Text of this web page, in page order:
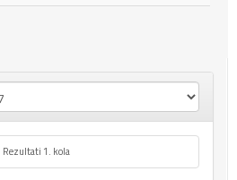
Rezultati 1. kola